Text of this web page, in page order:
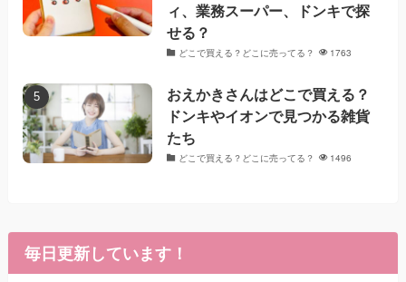
ィ、業務スーパー、ドンキで探
せる？
どこで買える？どこに売ってる？ 1763
おえかきさんはどこで買える？
ドンキやイオンで見つかる雑貨
たち
どこで買える？どこに売ってる？ 1496
毎日更新しています！